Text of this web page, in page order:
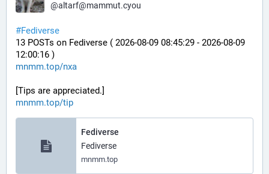
@altarf@mammut.cyou
#Fediverse
13 POSTs on Fediverse ( 2026-08-09 08:45:29 - 2026-08-09
12:00:16 )
mnmm.top/nxa
[Tips are appreciated.]
mnmm.top/tip
Fediverse
Fediverse
mnmm.top